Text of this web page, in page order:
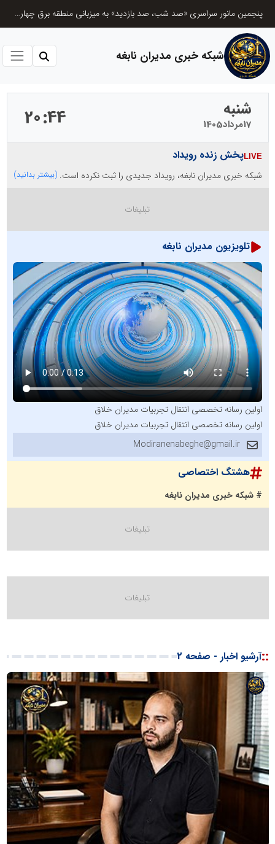
شانزدهمین مانور سراسری طرح مهتاب در استان تهران به میزبانی منطقه برق لواسان
شبکه خبری مدیران نابغه
شنبه
17مرداد1405
20 44
پخش زنده رویداد
شبکه خبری مدیران نابغه، رویداد جدیدی را ثبت نکرده است. (بیشتر بدانید)
تلویزیون مدیران نابغه
اولین رسانه تخصصی انتقال تجربیات مدیران خلاق
اولین رسانه تخصصی انتقال تجربیات مدیران خلاق
هشتگ اختصاصی
# شبکه خبری مدیران نابغه
::آرشیو اخبار - صفحه 2
شبکه
خبری
مدیران
نابغه